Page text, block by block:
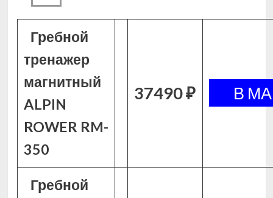
Гребной
тренажер
магнитный
ALPIN
ROWER RM-
350
37490 ₽
Гребной